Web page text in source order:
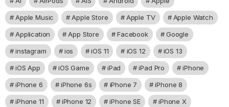
Apple Music Apple Store Apple TV Apple Watch
Application App Store Facebook Google
instagram ios iOS 11 iOS 12 iOS 13
iOS App iOS Game iPad iPad Pro iPhone
iPhone 6 iPhone 6s iPhone 7 iPhone 8
iPhone 11 iPhone 12 iPhone SE iPhone X